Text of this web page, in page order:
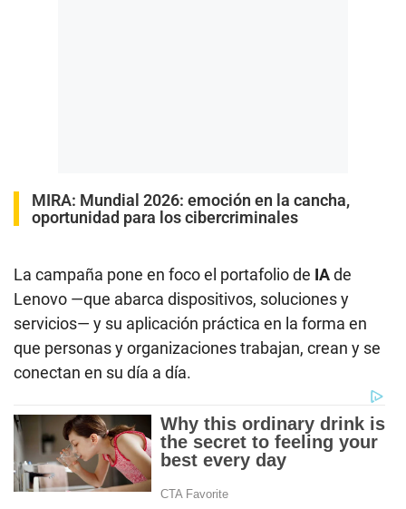
MIRA: Mundial 2026: emoción en la cancha,
oportunidad para los cibercriminales
La campaña pone en foco el portafolio de IAde
Lenovo —que abarca dispositivos, soluciones y
servicios— y su aplicación práctica en la forma en
que personas y organizaciones trabajan, crean y se
conectan en su día a día.